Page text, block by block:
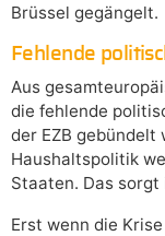
Brüssel gegängelt.
Fehlende
Aus
die fehlende
der EZB
Haushaltspolitik
Staaten. Das
Erst wenn die